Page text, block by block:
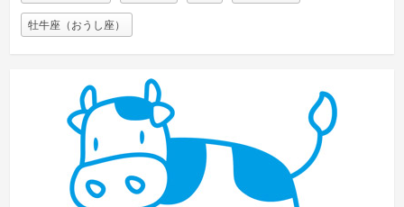
牡牛座（おうし座）